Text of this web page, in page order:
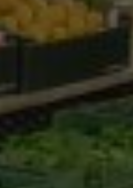
um personalisierte
Sie tun dies, indem sie
externen Medien akzeptiert
Zugriff auf externe Inhalte
mehr.